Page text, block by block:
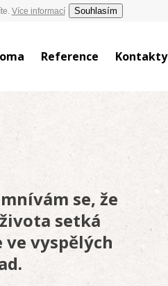
Více informací Souhlasím
Reference Kontakty
se, že
setká
vyspělých